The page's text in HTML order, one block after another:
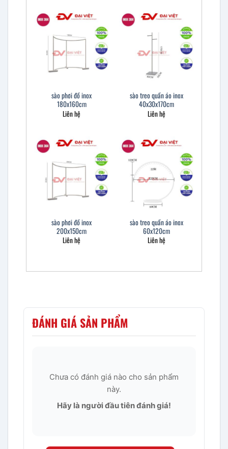
sào phơi đồ inox
180x160cm
Liên hệ
sào treo quần áo inox
40x30x170cm
Liên hệ
sào phơi đồ inox
200x150cm
Liên hệ
sào treo quần áo inox
60x120cm
Liên hệ
ĐÁNH GIÁ SẢN PHẨM
Chưa có đánh giá nào cho sản phẩm
này.
Hãy là người đầu tiên đánh giá!